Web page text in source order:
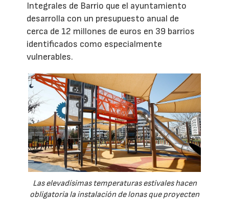
Integrales de Barrio que el ayuntamiento
desarrolla con un presupuesto anual de
cerca de 12 millones de euros en 39 barrios
identificados como especialmente
vulnerables.
Las elevadísimas temperaturas estivales hacen
obligatoria la instalación de lonas que proyecten